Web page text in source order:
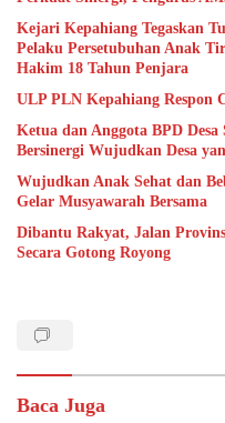
Kejari Kepahiang Tegaskan
Pelaku Persetubuhan Anak
Hakim 18 Tahun Penjara
ULP PLN Kepahiang Respon
Ketua dan Anggota BPD
Bersinergi Wujudkan Desa
Wujudkan Anak Sehat dan
Gelar Musyawarah Bersama
Dibantu Rakyat, Jalan
Secara Gotong Royong
Baca Juga